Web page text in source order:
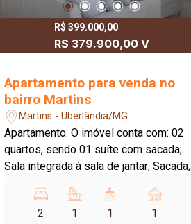
R$ 399.000,00
R$ 379.900,00 V
Apartamento para venda no
bairro Martins
Martins - Uberlândia/MG
Apartamento. O imóvel conta com: 02
quartos, sendo 01 suíte com sacada;
Sala integrada à sala de jantar; Sacada;
vaga de garagem coberta; Diferenciais:
Ambientes integrados, proporcionando
2 1 1 1